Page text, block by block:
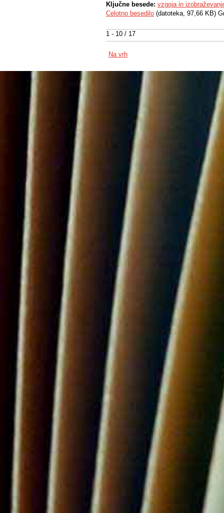
1 - 10 / 17
Ključne besede: vzgoja in
Celotno besedilo (datoteka, 97,66 KB)
Na vrh